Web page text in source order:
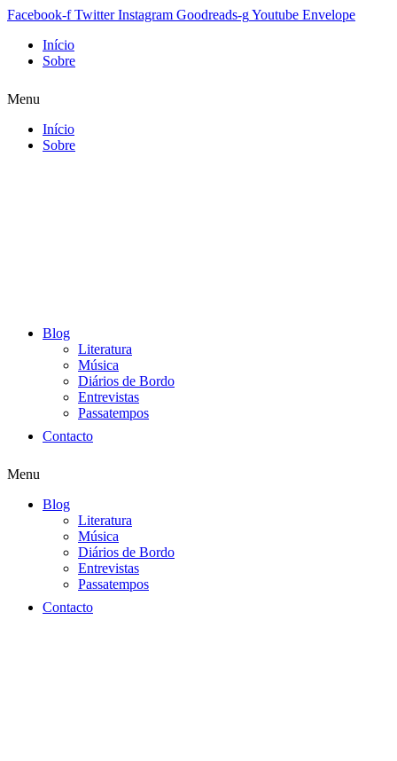
Facebook-f Twitter Instagram Goodreads-gYoutube Envelope
Início
Sobre
Menu
Início
Sobre
Blog
Literatura
Música
Diários de Bordo
Entrevistas
Passatempos
Contacto
Menu
Blog
Literatura
Música
Diários de Bordo
Entrevistas
Passatempos
Contacto